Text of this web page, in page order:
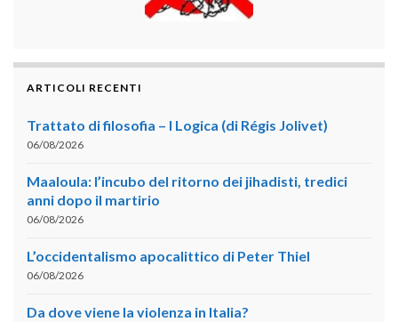
ARTICOLI RECENTI
Trattato di filosofia – I Logica (di Régis Jolivet)
06/08/2026
Maaloula: l’incubo del ritorno dei jihadisti, tredici
anni dopo il martirio
06/08/2026
L’occidentalismo apocalittico di Peter Thiel
06/08/2026
Da dove viene la violenza in Italia?